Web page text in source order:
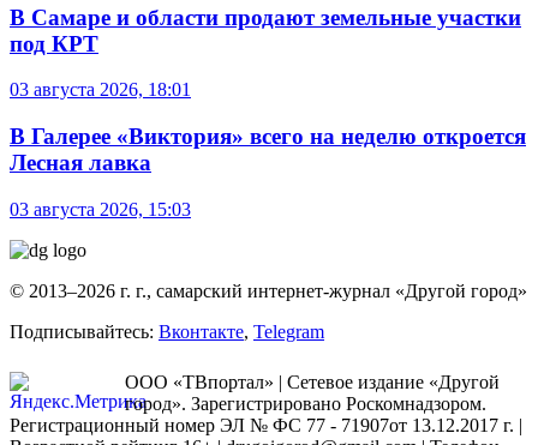
В Самаре и области продают земельные участки
под КРТ
03 августа 2026, 18:01
В Галерее «Виктория» всего на неделю откроется
Лесная лавка
03 августа 2026, 15:03
© 2013–2026 г. г., самарский интернет-журнал «Другой город»
Подписывайтесь: Вконтакте, Telegram
ООО «ТВпортал» | Сетевое издание «Другой
город». Зарегистрировано Роскомнадзором.
Регистрационный номер ЭЛ № ФС 77 - 71907от 13.12.2017 г. |